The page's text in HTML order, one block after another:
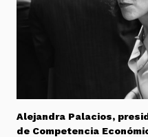
Alejandra Palacios,
de Competencia